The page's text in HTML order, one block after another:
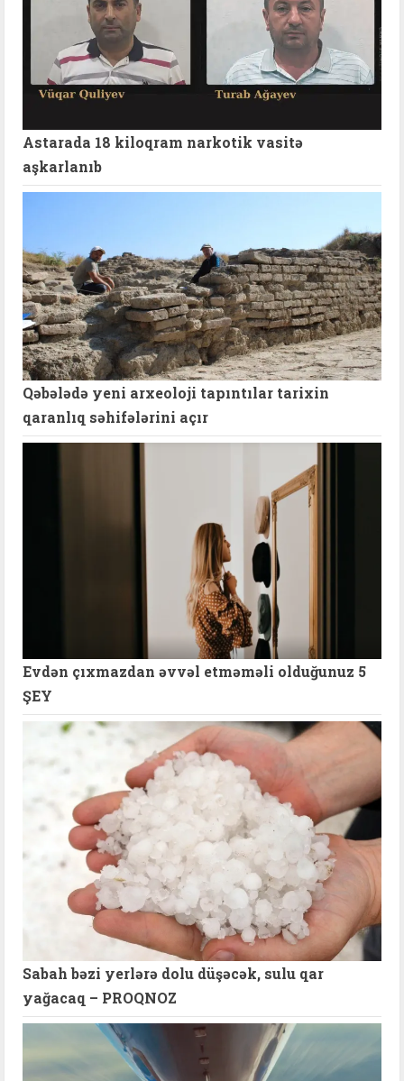
Astarada 18 kiloqram narkotik vasitə
aşkarlanıb
Qəbələdə yeni arxeoloji tapıntılar tarixin
qaranlıq səhifələrini açır
Evdən çıxmazdan əvvəl etməməli olduğunuz 5
ŞEY
Sabah bəzi yerlərə dolu düşəcək, sulu qar
yağacaq – PROQNOZ